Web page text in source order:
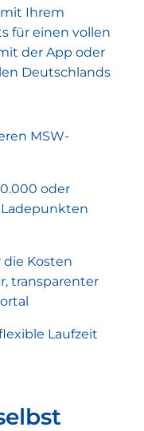
Ihrem
für einen vollen
der App oder
Deutschlands
MSW-
oder
Ladepunkten
Kosten
transparenter
Laufzeit